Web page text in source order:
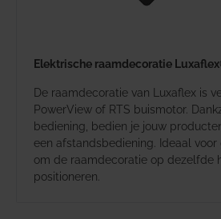
Elektrische raamdecoratie
De raamdecoratie van Luxaflex is
PowerView of RTS buismotor.
bediening, bedien je jouw
een afstandsbediening. Ideaal
om de raamdecoratie op dezelfde
positioneren.